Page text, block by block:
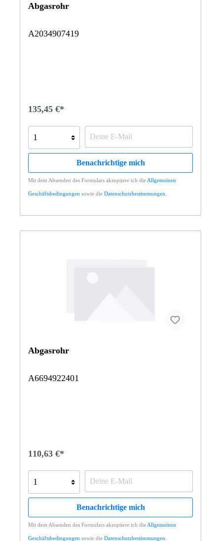
Abgasrohr
A2034907419
135,45 €*
Benachrichtige mich
Mit dem Absenden des Formulars akzeptiere ich die Allgemeinen
Geschäftsbedingungen sowie die Datenschutzbestimmungen
Abgasrohr
A6694922401
110,63 €*
Benachrichtige mich
Mit dem Absenden des Formulars akzeptiere ich die Allgemeinen
Geschäftsbedingungen sowie die Datenschutzbestimmungen